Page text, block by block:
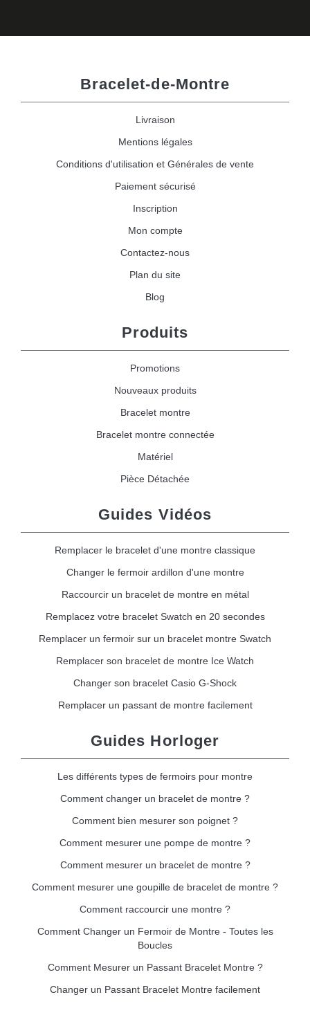
Bracelet-de-Montre
Livraison
Mentions légales
Conditions d'utilisation et Générales de vente
Paiement sécurisé
Inscription
Mon compte
Contactez-nous
Plan du site
Blog
Produits
Promotions
Nouveaux produits
Bracelet montre
Bracelet montre connectée
Matériel
Pièce Détachée
Guides Vidéos
Remplacer le bracelet d'une montre classique
Changer le fermoir ardillon d'une montre
Raccourcir un bracelet de montre en métal
Remplacez votre bracelet Swatch en 20 secondes
Remplacer un fermoir sur un bracelet montre Swatch
Remplacer son bracelet de montre Ice Watch
Changer son bracelet Casio G-Shock
Remplacer un passant de montre facilement
Guides Horloger
Les différents types de fermoirs pour montre
Comment changer un bracelet de montre ?
Comment bien mesurer son poignet ?
Comment mesurer une pompe de montre ?
Comment mesurer un bracelet de montre ?
Comment mesurer une goupille de bracelet de montre ?
Comment raccourcir une montre ?
Comment Changer un Fermoir de Montre - Toutes les
Boucles
Comment Mesurer un Passant Bracelet Montre ?
Changer un Passant Bracelet Montre facilement